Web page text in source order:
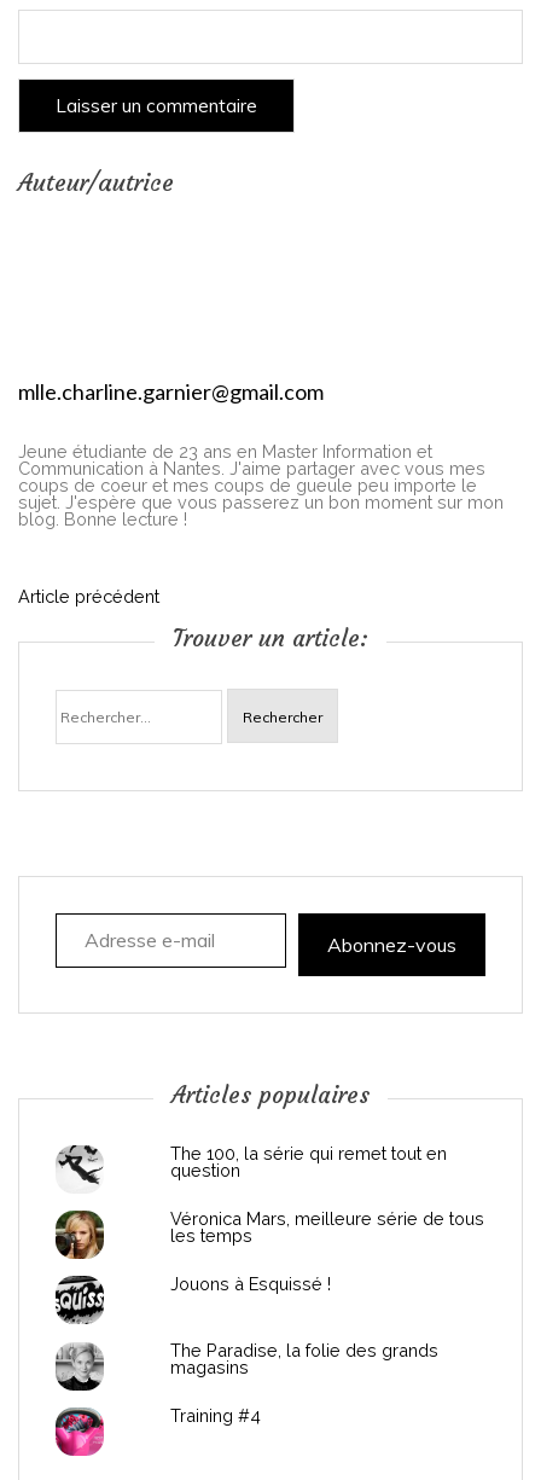
Auteur/autrice
mlle.charline.garnier@gmail.com
Jeune étudiante de 23 ans en Master Information et
Communication à Nantes. J'aime partager avec vous mes
coups de coeur et mes coups de gueule peu importe le
sujet. J'espère que vous passerez un bon moment sur mon
blog. Bonne lecture !
N
i
a
n
Article précédent
Trouver un article:
Rechercher :
Adresse e-mail
Abonnez-vous
Articles populaires
The 100, la série qui remet tout en
question
Véronica Mars, meilleure série de tous
les temps
Jouons à Esquissé !
The Paradise, la folie des grands
magasins
Training #4